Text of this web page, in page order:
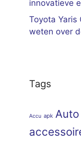
innovatieve
Toyota Yaris
weten over
Tags
Accu apk Auto